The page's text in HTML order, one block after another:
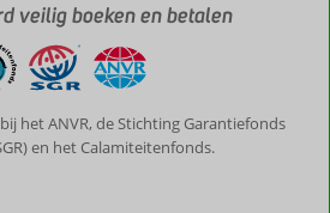
veilig boeken en betalen
het ANVR, de Stichting Garantiefonds
en het Calamiteitenfonds.